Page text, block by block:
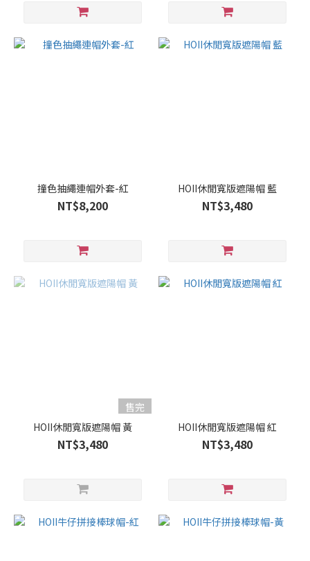
撞色抽繩連帽外套-紅
NT$8,200
HOII休閒寬版遮陽帽 藍
NT$3,480
售完
HOII休閒寬版遮陽帽 黃
NT$3,480
HOII休閒寬版遮陽帽 紅
NT$3,480